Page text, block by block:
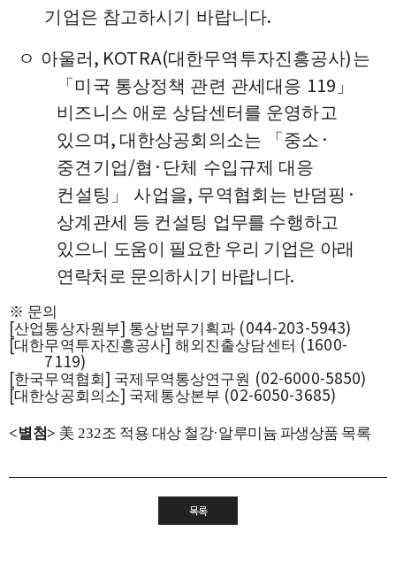
기업은 참고하시기 바랍니다.
ㅇ 아울러 , KOTRA(대한무역투자진흥공사)는
「 미국 통상정책 관련 관세대응 119 」
비즈니스 애로 상담센터를 운영하고
있으며 , 대한상공회의소는 「 중소 ·
중견기업/협 · 단체 수입규제 대응
컨설팅 」 사업을, 무역협회는 반덤핑 ·
상계관세 등 컨설팅 업무를 수행하고
있으니 도움이 필요한 우리 기업은 아래
연락처로 문의하시기 바랍니다.
※ 문의
[산업통상자원부] 통상법무기획과 (044-203-5943)
[대한무역투자진흥공사]해외진출상담센터 (1600-
7119)
[한국무역협회] 국제무역통상연구원 (02-6000-5850)
[대한상공회의소] 국제통상본부 (02-6050-3685)
<별첨> 美 232조 적용 대상 철강·알루미늄 파생상품 목록
목록